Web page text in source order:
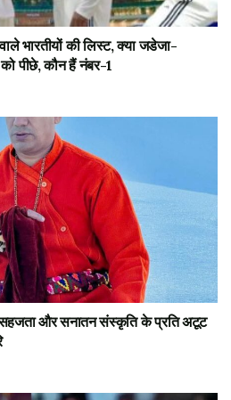
भारतीयों की लिस्ट, क्या जडेजा-
पीछे, कौन हैं नंबर-1
सहजता और सनातन संस्कृति के प्रति अटूट